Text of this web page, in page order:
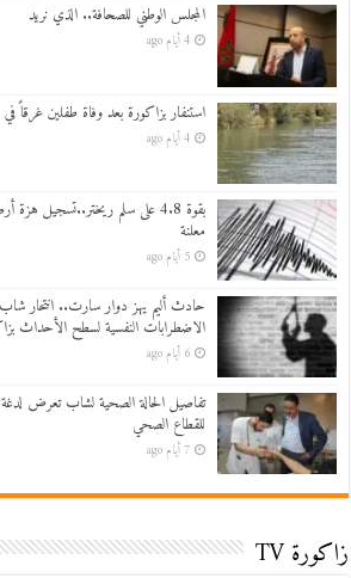
المجلس الوطني للصحافة.. الذي نريد
4 أيام ago
استنفار بزاكورة بعد وفاة طفلين غرقاً
4 أيام ago
بقوة 4.8 على سلم ريختر..تسجيل
معلنة
5 أيام ago
حادث أليم يهز دوار سارت.. انتحار
الاضطرابات النفسية لسطح الأحداث
6 أيام ago
تفاصيل الحالة الصحية لشاب تعرض
للقطاع الصحي
7 أيام ago
زاكورة TV